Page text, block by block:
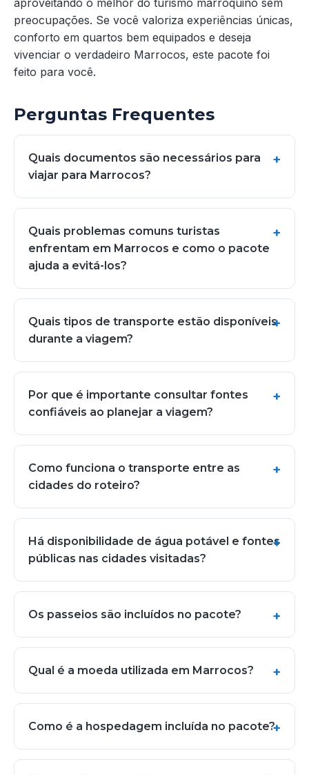
aproveitando o melhor do turismo marroquino sem
preocupações. Se você valoriza experiências únicas,
conforto em quartos bem equipados e deseja
vivenciar o verdadeiro Marrocos, este pacote foi
feito para você.
Perguntas Frequentes
Quais documentos são necessários para
viajar para Marrocos?
Quais problemas comuns turistas
enfrentam em Marrocos e como o pacote
ajuda a evitá-los?
Quais tipos de transporte estão disponíveis
durante a viagem?
Por que é importante consultar fontes
confiáveis ao planejar a viagem?
Como funciona o transporte entre as
cidades do roteiro?
Há disponibilidade de água potável e fontes
públicas nas cidades visitadas?
Os passeios são incluídos no pacote?
Qual é a moeda utilizada em Marrocos?
Como é a hospedagem incluída no pacote?